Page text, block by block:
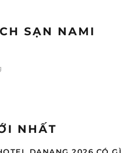
SẠN NAMI
NHẤT